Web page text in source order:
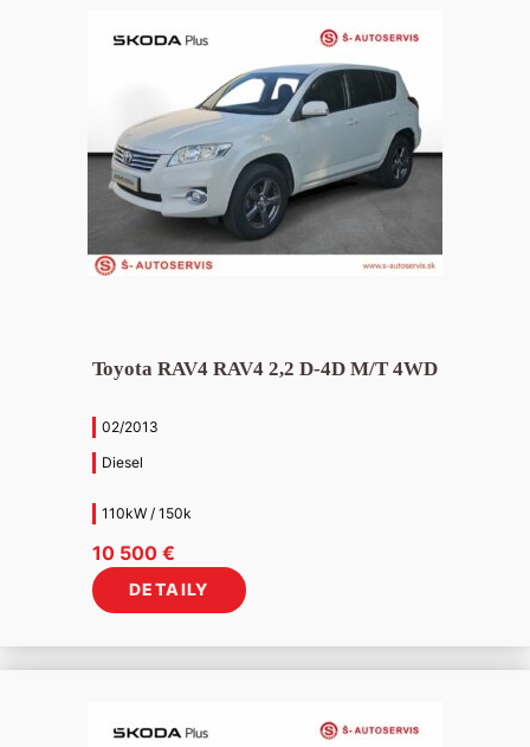
Toyota RAV4 RAV4 2,2 D-4D M/T 4WD
02/2013
Diesel
110kW / 150k
10 500 €
DETAILY